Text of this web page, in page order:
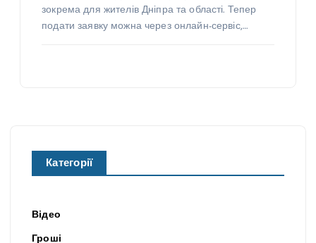
зокрема для жителів Дніпра та області. Тепер
подати заявку можна через онлайн-сервіс,…
Категорії
Відео
Гроші